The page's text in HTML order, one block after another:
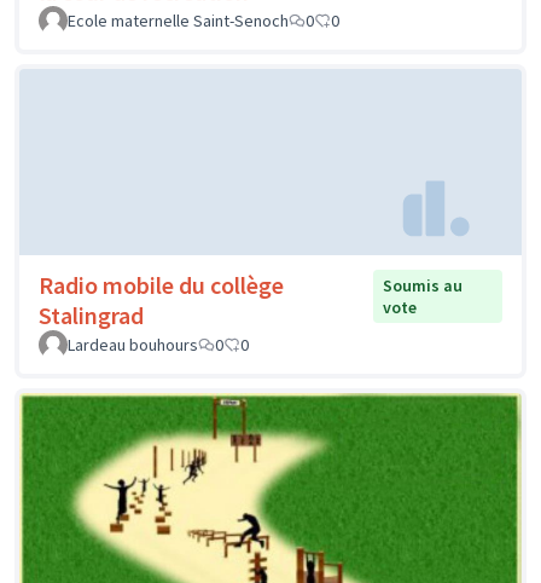
Ecole maternelle Saint-Senoch
0 0
Radio mobile du collège
Stalingrad
Soumis au
vote
Lardeau bouhours
0 0